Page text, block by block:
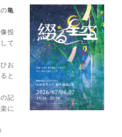
亀
投
て
お
と
記
に